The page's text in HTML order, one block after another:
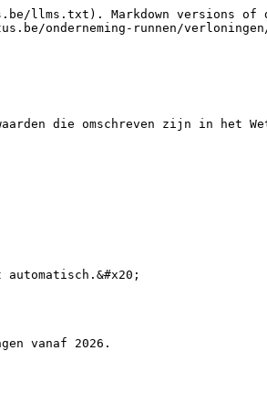
llms.txt). Markdown versions of
onderneming-runnen/
die omschreven zijn in het
vanaf 2026.